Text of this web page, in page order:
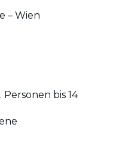
– Wien
bis 14